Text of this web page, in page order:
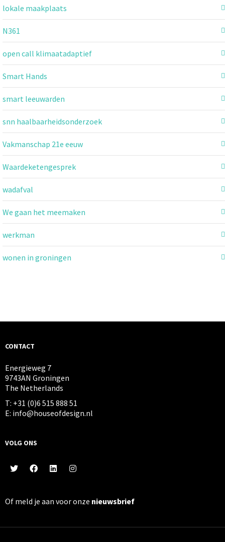
lokale maakplaats
N361
open call klimaatadaptief
Smart Hands
smart leeuwarden
snn haalbaarheidsonderzoek
Vakmanschap 21e eeuw
Waardeketengesprek
wadafval
We gaan het meemaken
werkman
wonen in groningen
CONTACT
Energieweg 7
9743AN Groningen
The Netherlands
T: +31 (0)6 515 888 51
E: info@houseofdesign.nl
VOLG ONS
Of meld je aan voor onze nieuwsbrief